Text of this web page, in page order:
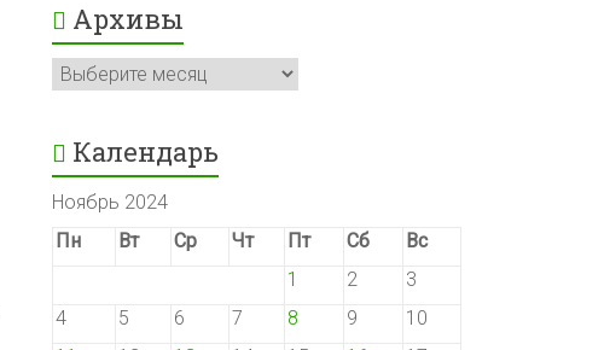
Архивы
Архивы
Календарь
Ноябрь 2024
Пн
Вт Ср Чт Пт Сб
Вс
1
2
3
4
5 6 7 8 9
10